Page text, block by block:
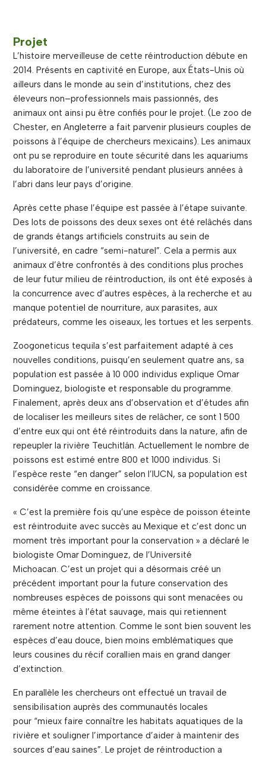
Projet
L’histoire merveilleuse de cette réintroduction débute en
2014. Présents en captivité en Europe, aux États-Unis où
ailleurs dans le monde au sein d’institutions, chez des
éleveurs non–professionnels mais passionnés, des
animaux ont ainsi pu être confiés pour le projet. (Le zoo de
Chester, en Angleterre a fait parvenir plusieurs couples de
poissons à l’équipe de chercheurs mexicains). Les animaux
ont pu se reproduire en toute sécurité dans les aquariums
du laboratoire de l’université pendant plusieurs années à
l’abri dans leur pays d’origine.
Après cette phase l’équipe est passée à l’étape suivante.
Des lots de poissons des deux sexes ont été relâchés dans
de grands étangs artificiels construits au sein de
l’université, en cadre “semi-naturel”. Cela a permis aux
animaux d’être confrontés à des conditions plus proches
de leur futur milieu de réintroduction, ils ont été exposés à
la concurrence avec d’autres espèces, à la recherche et au
manque potentiel de nourriture, aux parasites, aux
prédateurs, comme les oiseaux, les tortues et les serpents.
Zoogoneticus tequila s’est parfaitement adapté à ces
nouvelles conditions, puisqu’en seulement quatre ans, sa
population est passée à 10 000 individus explique Omar
Dominguez, biologiste et responsable du programme.
Finalement, après deux ans d’observation et d’études afin
de localiser les meilleurs sites de relâcher, ce sont 1 500
d’entre eux qui ont été réintroduits dans la nature, afin de
repeupler la rivière Teuchitlán. Actuellement le nombre de
poissons est estimé entre 800 et 1000 individus. Si
l’espèce reste “en danger” selon l’IUCN, sa population est
considérée comme en croissance.
« C’est la première fois qu’une espèce de poisson éteinte
est réintroduite avec succès au Mexique et c’est donc un
moment très important pour la conservation » a déclaré le
biologiste Omar Dominguez, de l’Université
Michoacan. C’est un projet qui a désormais créé un
précédent important pour la future conservation des
nombreuses espèces de poissons qui sont menacées ou
même éteintes à l’état sauvage, mais qui retiennent
rarement notre attention. Comme le sont bien souvent les
espèces d’eau douce, bien moins emblématiques que
leurs cousines du récif corallien mais en grand danger
d’extinction.
En parallèle les chercheurs ont effectué un travail de
sensibilisation auprès des communautés locales
pour “mieux faire connaître les habitats aquatiques de la
rivière et souligner l’importance d’aider à maintenir des
sources d’eau saines”. Le projet de réintroduction a